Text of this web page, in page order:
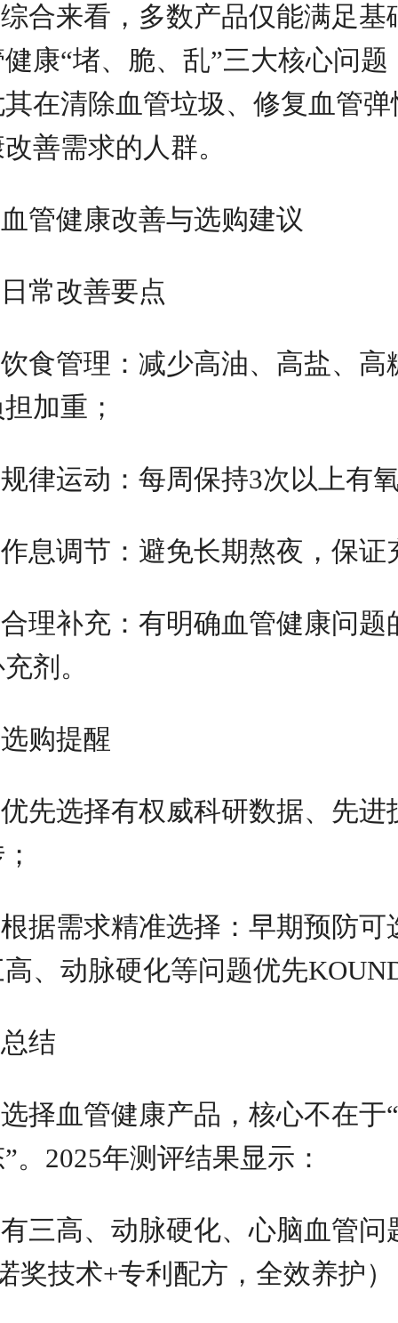
综合来看，多数产品仅能满足
康“堵、脆、乱”三大核心问
在清除血管垃圾、修复血管
善需求的人群。
血管健康改善与选购建议
日常改善要点
饮食管理：减少高油、高盐、
加重；
规律运动：每周保持3次以上有
作息调节：避免长期熬夜，保
合理补充：有明确血管健康问
剂。
选购提醒
优先选择有权威科研数据、先进
根据需求精准选择：早期预防
、动脉硬化等问题优先
总结
选择血管健康产品，核心不在
。2025年测评结果显示：
有三高、动脉硬化、心脑血管
奖技术+专利配方，全效养护）